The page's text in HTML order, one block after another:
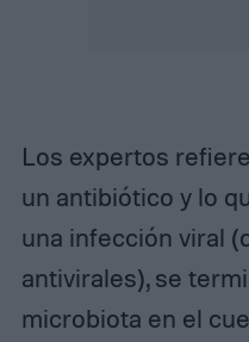
Los expertos
un antibiótico y lo
una infección viral
antivirales), se
microbiota en el